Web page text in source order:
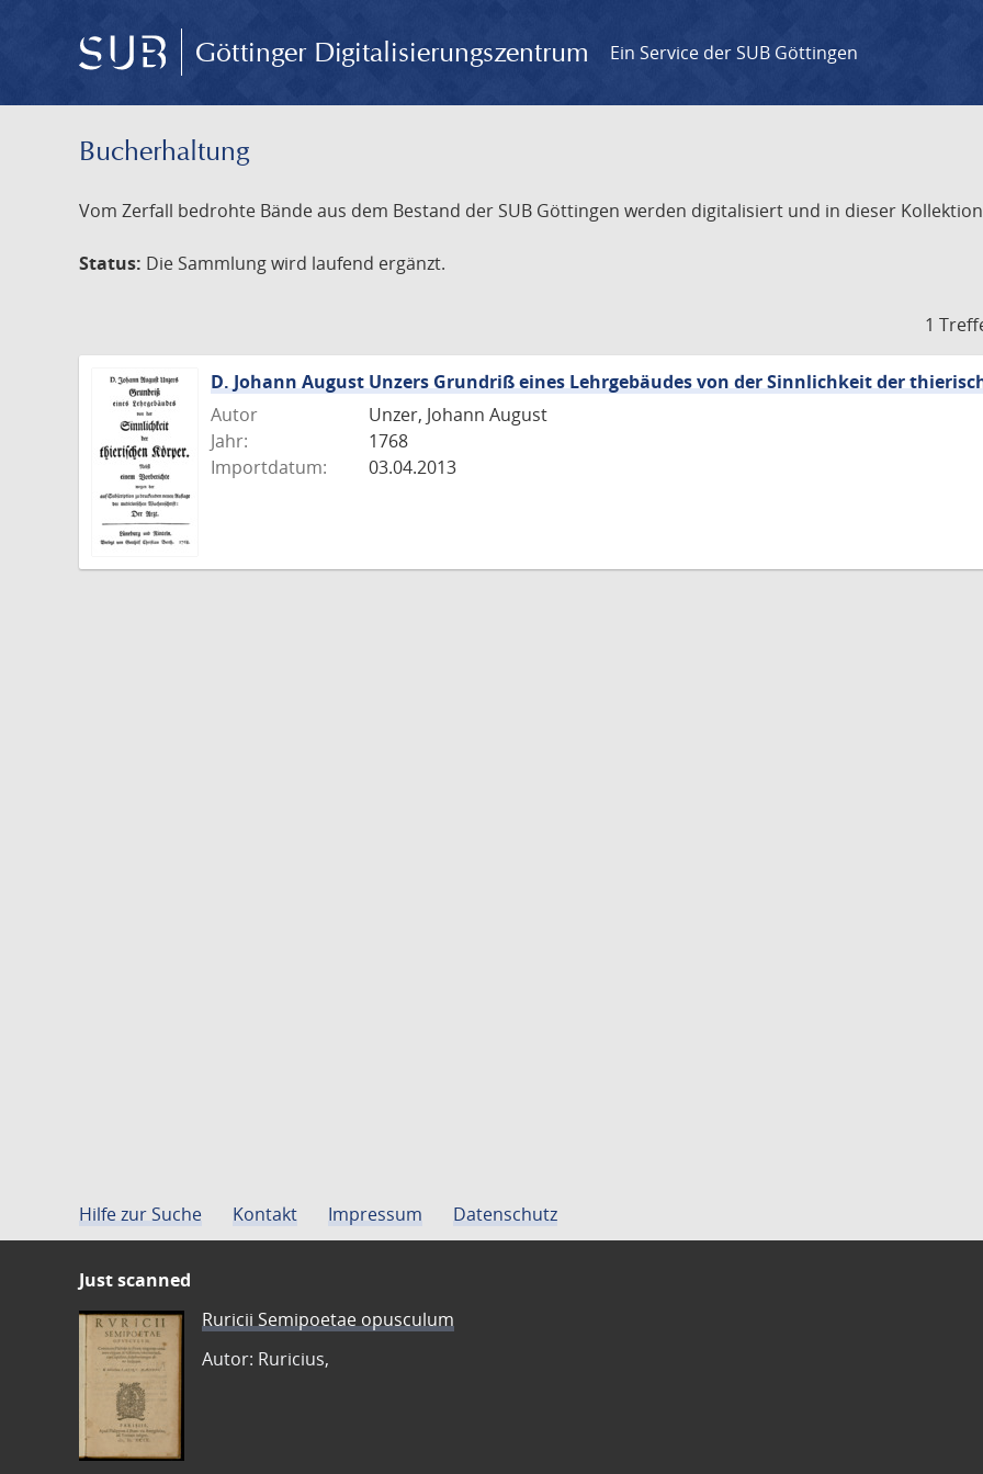
Göttinger Digitalisierungszentrum Ein Service der SUB Göttingen
Bucherhaltung
Vom Zerfall bedrohte Bände aus dem Bestand der SUB Göttingen werden digitalisiert und in dieser
Status: Die Sammlung wird laufend ergänzt.
1
D. Johann August Unzers Grundriß eines Lehrgebäudes von der Sinnlichkeit der
Autor
Unzer, Johann August
Jahr:
1768
Importdatum:
03.04.2013
Hilfe zur Suche Kontakt Impressum Datenschutz
Just scanned
Ruricii Semipoetae opusculum
Autor: Ruricius,